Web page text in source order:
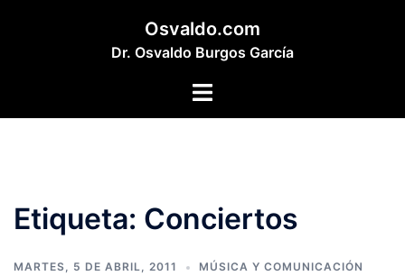
Osvaldo.com
Dr. Osvaldo Burgos García
Alternar
Etiqueta: Conciertos
MARTES, 5 DE ABRIL, 2011 MÚSICA Y COMUNICACIÓN